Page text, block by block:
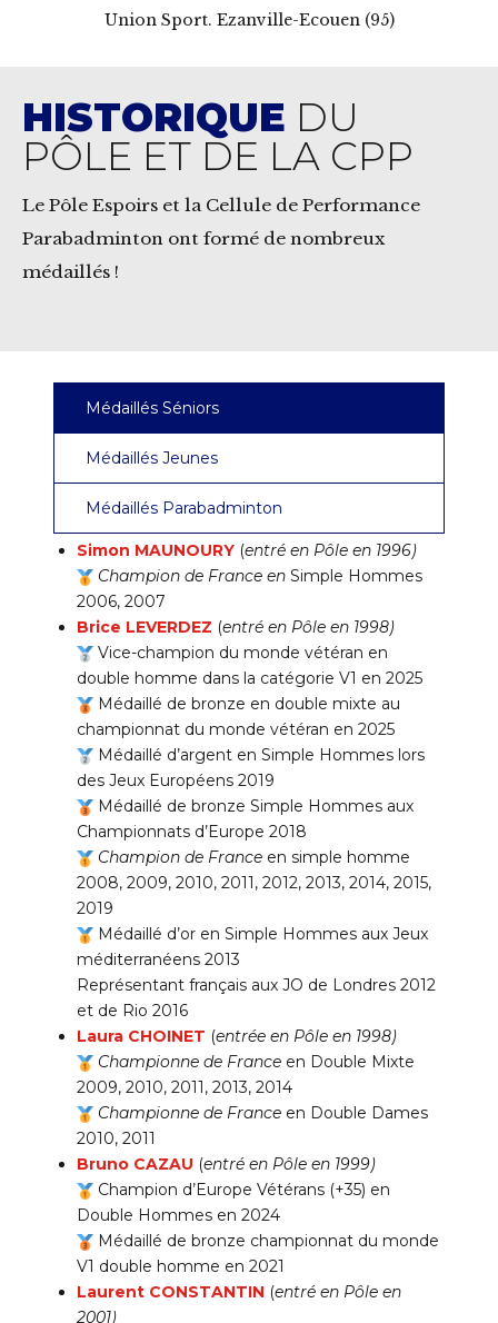
Union Sport. Ezanville-Ecouen (95)
HISTORIQUE DU
PÔLE ET DE LA CPP
Le Pôle Espoirs et la Cellule de Performance
Parabadminton ont formé de nombreux
médaillés !
Médaillés Séniors
Médaillés Jeunes
Médaillés Parabadminton
Simon MAUNOURY (entré en Pôle en 1996)
Champion de France en Simple Hommes
2006, 2007
Brice LEVERDEZ (entré en Pôle en 1998)
Vice-champion du monde vétéran en
double homme dans la catégorie V1 en 2025
Médaillé de bronze en double mixte au
championnat du monde vétéran en 2025
Médaillé d’argent en Simple Hommes lors
des Jeux Européens 2019
Médaillé de bronze Simple Hommes aux
Championnats d’Europe 2018
Champion de France en simple homme
2008, 2009, 2010, 2011, 2012, 2013, 2014, 2015,
2019
Médaillé d’or en Simple Hommes aux Jeux
méditerranéens 2013
Représentant français aux JO de Londres 2012
et de Rio 2016
Laura CHOINET (entrée en Pôle en 1998)
Championne de France en Double Mixte
2009, 2010, 2011, 2013, 2014
Championne de France en Double Dames
2010, 2011
Bruno CAZAU (entré en Pôle en 1999)
Champion d’Europe Vétérans (+35) en
Double Hommes en 2024
Médaillé de bronze championnat du monde
V1 double homme en 2021
Laurent CONSTANTIN (entré en Pôle en
2001)